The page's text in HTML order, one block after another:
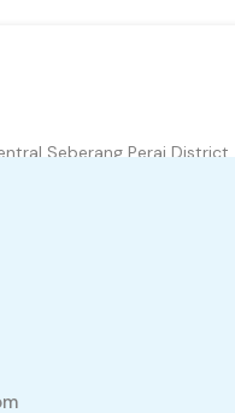
Seberang Perai District,